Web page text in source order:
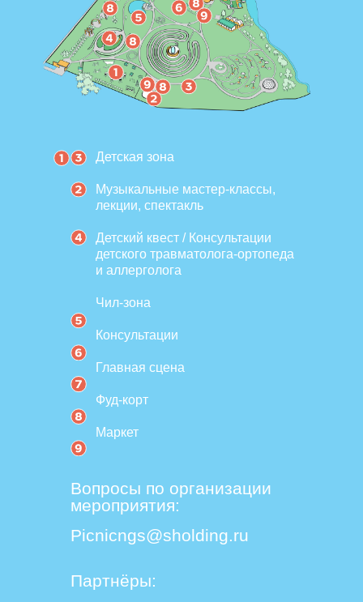
Детская зона
Музыкальные мастер-классы,
лекции, спектакль
Детский квест / Консультации
детского травматолога-ортопеда
и аллерголога
Чил-зона
Консультации
Главная сцена
Фуд-корт
Маркет
Вопросы по организации
мероприятия:
Партнёры:
Picnicngs@sholding.ru